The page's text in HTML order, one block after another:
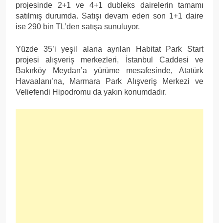
projesinde 2+1 ve 4+1 dubleks dairelerin tamamı
satılmış durumda. Satışı devam eden son 1+1 daire
ise 290 bin TL’den satışa sunuluyor.
Yüzde 35’i yeşil alana ayrılan Habitat Park Start
projesi alışveriş merkezleri, İstanbul Caddesi ve
Bakırköy Meydan’a yürüme mesafesinde, Atatürk
Havaalanı’na, Marmara Park Alışveriş Merkezi ve
Veliefendi Hipodromu da yakın konumdadır.